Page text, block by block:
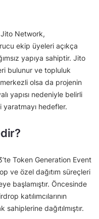
Network,
ekip üyeleri açıkça
yapıya sahiptir. Jito
bulunur ve topluluk
olsa da projenin
yapısı nedeniyle belirli
hedefler.
Token Generation Event
ve özel dağıtım süreçleri
başlamıştır. Öncesinde
katılımcılarının
sahiplerine dağıtılmıştır.